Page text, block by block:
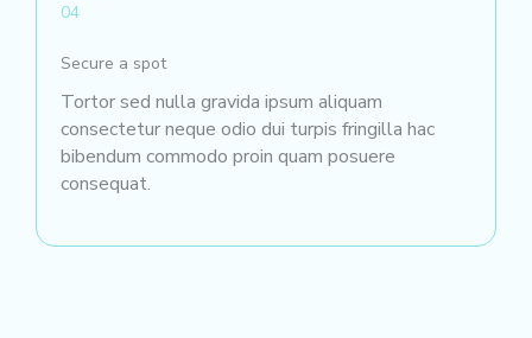
04
Secure a spot
Tortor sed nulla gravida ipsum aliquam
consectetur neque odio dui turpis fringilla hac
bibendum commodo proin quam posuere
consequat.